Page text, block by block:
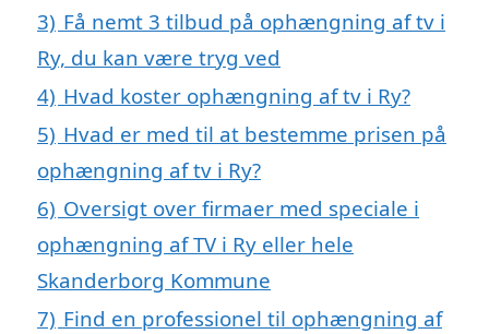
3) Få nemt 3 tilbud på ophængning af tv i
Ry, du kan være tryg ved
4) Hvad koster ophængning af tv i Ry?
5) Hvad er med til at bestemme prisen på
ophængning af tv i Ry?
6) Oversigt over firmaer med speciale i
ophængning af TV i Ry eller hele
Skanderborg Kommune
7) Find en professionel til ophængning af